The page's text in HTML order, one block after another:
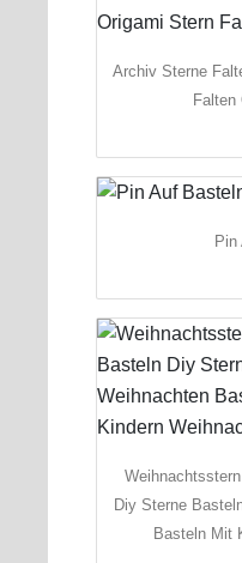
Archiv Sterne
Falten
Diy Sterne
Basteln Mit